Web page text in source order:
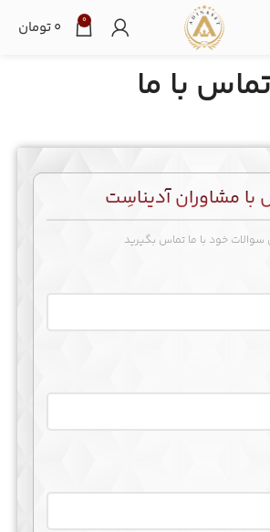
0 ۰تومان
تماس با ما
با مشاوران آدیناسِت
سوالات خود با ما تماس بگیرید